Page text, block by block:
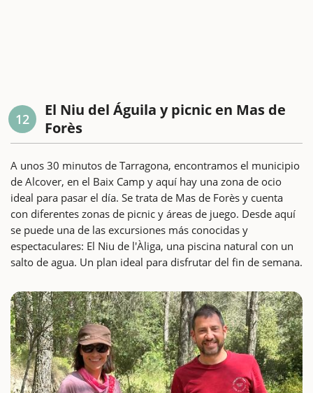
12
El Niu del Águila y picnic en Mas de
Forès
A unos 30 minutos de Tarragona, encontramos el municipio
de Alcover, en el Baix Camp y aquí hay una zona de ocio
ideal para pasar el día. Se trata de Mas de Forès y cuenta
con diferentes zonas de picnic y áreas de juego. Desde aquí
se puede una de las excursiones más conocidas y
espectaculares: El Niu de l'Àliga, una piscina natural con un
salto de agua. Un plan ideal para disfrutar del fin de semana.